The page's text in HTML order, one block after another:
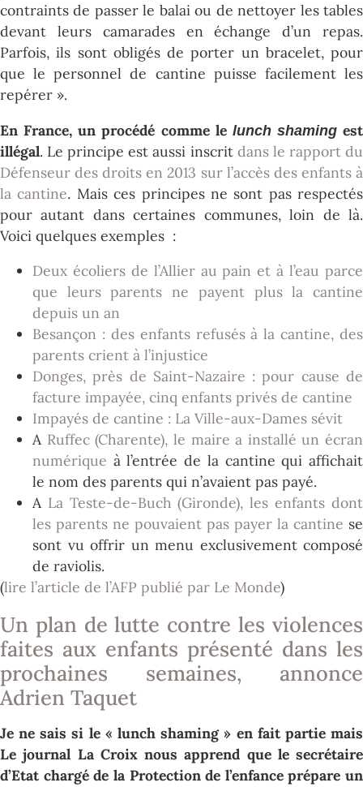
contraints de passer le balai ou de nettoyer les tables
devant leurs camarades en échange d’un repas.
Parfois, ils sont obligés de porter un bracelet, pour
que le personnel de cantine puisse facilement les
repérer ».
En France, un procédé comme le lunch shamingest
illégal. Le principe est aussi inscrit dans le rapport du
Défenseur des droits en 2013 sur l’accès des enfants à
la cantine. Mais ces principes ne sont pas respectés
pour autant dans certaines communes, loin de là.
Voici quelques exemples :
Deux écoliers de l’Allier au pain et à l’eau parce
que leurs parents ne payent plus la cantine
depuis un an
Besançon : des enfants refusés à la cantine, des
parents crient à l’injustice
Donges, près de Saint-Nazaire : pour cause de
facture impayée, cinq enfants privés de cantine
Impayés de cantine : La Ville-aux-Dames sévit
ARuffec (Charente), le maire a installé un écran
numérique à l’entrée de la cantine qui affichait
le nom des parents qui n’avaient pas payé.
ALa Teste-de-Buch (Gironde), les enfants dont
les parents ne pouvaient pas payer la cantine se
sont vu offrir un menu exclusivement composé
de raviolis.
(lire l’article de l’AFP publié par Le Monde)
Un plan de lutte contre les violences
faites aux enfants présenté dans les
prochaines semaines, annonce
Adrien Taquet
Je ne sais si le « lunch shaming » en fait partie mais
Le journal La Croix nous apprend que le secrétaire
d’Etat chargé de la Protection de l’enfance prépare un